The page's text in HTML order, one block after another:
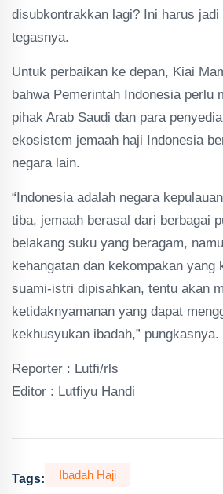
disubkontrakkan lagi? Ini harus jadi
tegasnya.
Untuk perbaikan ke depan, Kiai
bahwa Pemerintah Indonesia perlu
pihak Arab Saudi dan para
ekosistem jemaah haji Indonesia
negara lain.
“Indonesia adalah negara
tiba, jemaah berasal dari berbagai
belakang suku yang beragam,
kehangatan dan kekompakan yang
suami-istri dipisahkan, tentu akan
ketidaknyamanan yang dapat
kekhusyukan ibadah,” pungkasnya.
Reporter : Lutfi/rls
Editor : Lutfiyu Handi
Tags: Ibadah Haji